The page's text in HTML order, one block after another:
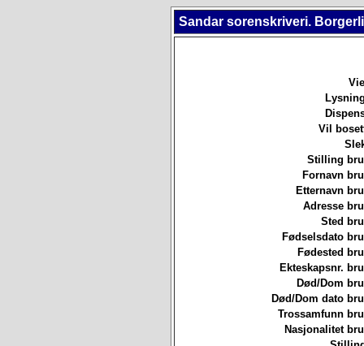
Sandar sorenskriveri.
Vil
Stilling
Fornavn
Etternavn
Adresse
Sted
Fødselsdato
Fødested
Ekteskapsnr.
Død/Dom
Død/Dom dato
Trossamfunn
Nasjonalitet